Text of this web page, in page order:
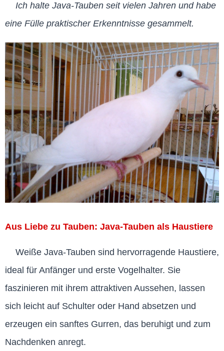
Ich halte Java-Tauben seit vielen Jahren und habe
eine Fülle praktischer Erkenntnisse gesammelt.
Aus Liebe zu Tauben: Java-Tauben als Haustiere
Weiße Java-Tauben sind hervorragende Haustiere,
ideal für Anfänger und erste Vogelhalter. Sie
faszinieren mit ihrem attraktiven Aussehen, lassen
sich leicht auf Schulter oder Hand absetzen und
erzeugen ein sanftes Gurren, das beruhigt und zum
Nachdenken anregt.